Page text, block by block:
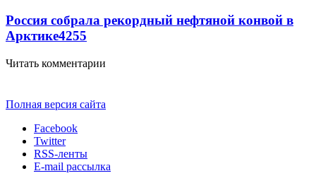
Россия собрала рекордный нефтяной конвой в
Арктике4255
Читать комментарии
Полная версия сайта
Facebook
Twitter
RSS-ленты
E-mail рассылка